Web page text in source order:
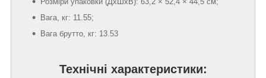
Технічні характеристики:
Вага, кг: 11.55;
Вага брутто, кг: 13.53